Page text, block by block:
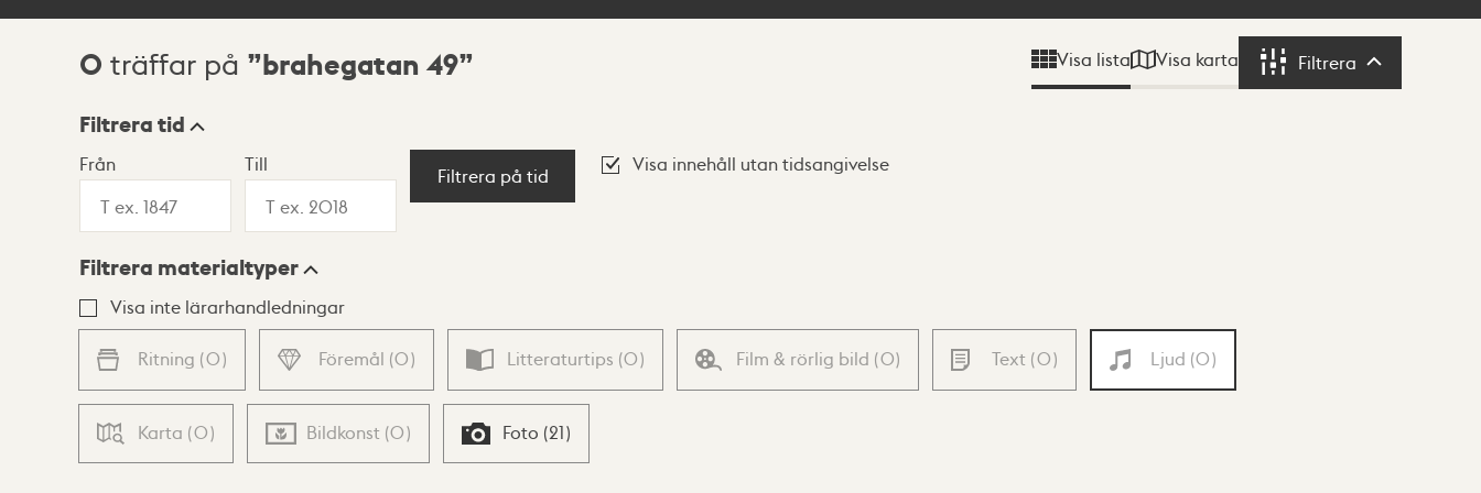
Sökresultat
0 träffar på brahegatan 49 Visa lista Visa karta Filtrera Filtrera
Visningsläge
Lista Karta
Filtrera tid
Från Till
Filtrera på tid
Visa innehåll utan tidsangivelse
Filtrera materialtyper
Visa inte lärarhandledningar
Ritning (0) Föremål (0) Litteraturtips (0) Film & rörlig bild (0) Text (0) Ljud (0)
Karta (0) Bildkonst (0) Foto (21)